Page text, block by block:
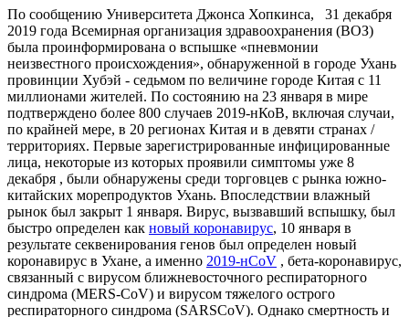
По сообщению Университета Джонса Хопкинса, 31 декабря
2019 года Всемирная организация здравоохранения (ВОЗ)
была проинформирована о вспышке «пневмонии
неизвестного происхождения», обнаруженной в городе Ухань
провинции Хубэй - седьмом по величине городе Китая с 11
миллионами жителей. По состоянию на 23 января в мире
подтверждено более 800 случаев 2019-нКоВ, включая случаи,
по крайней мере, в 20 регионах Китая и в девяти странах /
территориях. Первые зарегистрированные инфицированные
лица, некоторые из которых проявили симптомы уже 8
декабря , были обнаружены среди торговцев с рынка южно-
китайских морепродуктов Ухань. Впоследствии влажный
рынок был закрыт 1 января. Вирус, вызвавший вспышку, был
быстро определен как новый коронавирус, 10 января в
результате секвенирования генов был определен новый
коронавирус в Ухане, а именно 2019-нCoV , бета-коронавирус,
связанный с вирусом ближневосточного респираторного
синдрома (MERS-CoV) и вирусом тяжелого острого
респираторного синдрома (SARSCoV). Однако смертность и